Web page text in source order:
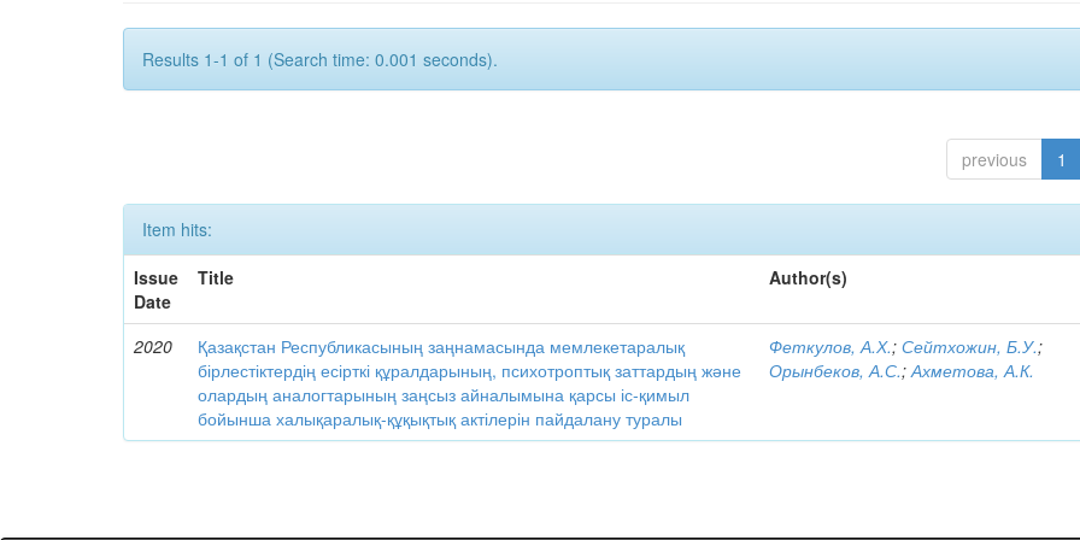
Results 1-1 of 1 (Search time: 0.001 seconds).
previous 1
Item hits:
Issue
Date
Title Author(s)
2020
Қазақстан Республикасының заңнамасында мемлекетаралық
бірлестіктердің есірткі құралдарының, психотроптық заттардың және
олардың аналогтарының заңсыз айналымына қарсы іс-қимыл
бойынша халықаралық-құқықтық актілерін пайдалану туралы
Феткулов, А.Х.;Сейтхожин, Б.У.;
Орынбеков, А.С.;Ахметова, А.К.